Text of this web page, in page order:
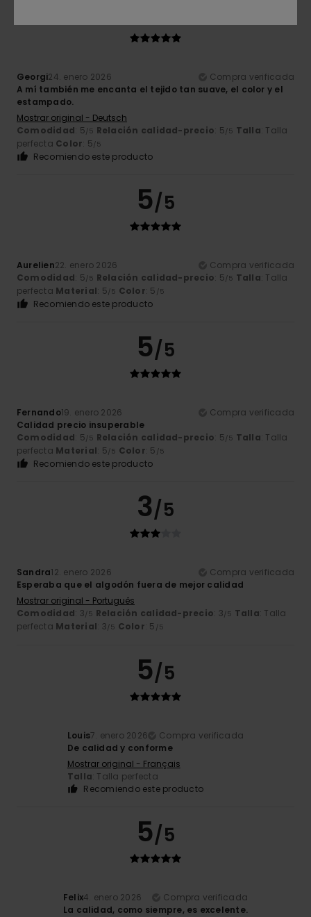
Georgi24. enero 2026
Compra verificada
A mí también me encanta el tejido tan suave, el color y el
estampado.
Mostrar original - Deutsch
Comodidad: 5/5 Relación calidad-precio: 5/5 Talla: Talla
perfecta Color: 5/5
Recomiendo este producto
5/5
Aurelien22. enero 2026
Compra verificada
Comodidad: 5/5 Relación calidad-precio: 5/5 Talla: Talla
perfecta Material: 5/5 Color: 5 /5
Recomiendo este producto
5/5
Fernando19. enero 2026
Compra verificada
Calidad precio insuperable
Comodidad: 5/5 Relación calidad-precio: 5/5 Talla: Talla
perfecta Material: 5/5 Color: 5 /5
Recomiendo este producto
3/5
Sandra12. enero 2026
Compra verificada
Esperaba que el algodón fuera de mejor calidad
Mostrar original - Português
Comodidad: 3/5 Relación calidad-precio: 3/5 Talla: Talla
perfecta Material: 3/5 Color: 5 /5
5/5
Louis7. enero 2026
Compra verificada
De calidad y conforme
Mostrar original - Français
Talla: Talla perfecta
Recomiendo este producto
5/5
Felix4. enero 2026
Compra verificada
La calidad, como siempre, es excelente.